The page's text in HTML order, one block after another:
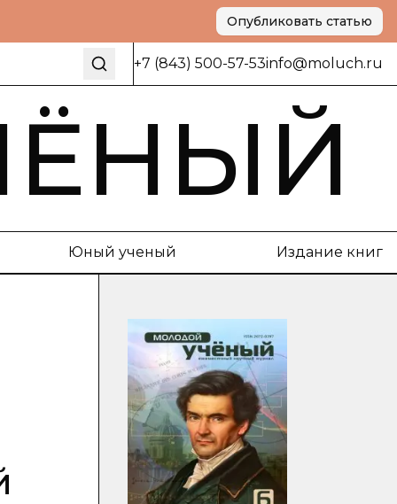
Опубликовать статью
+7 (843) 500-57-53info@moluch.ru
Юный ученый Издание книг